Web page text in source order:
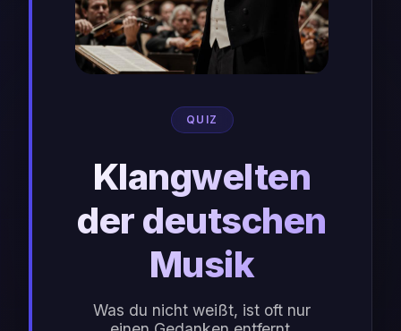
QUIZ
Klangwelten
der deutschen
Musik
Was du nicht weißt, ist oft nur